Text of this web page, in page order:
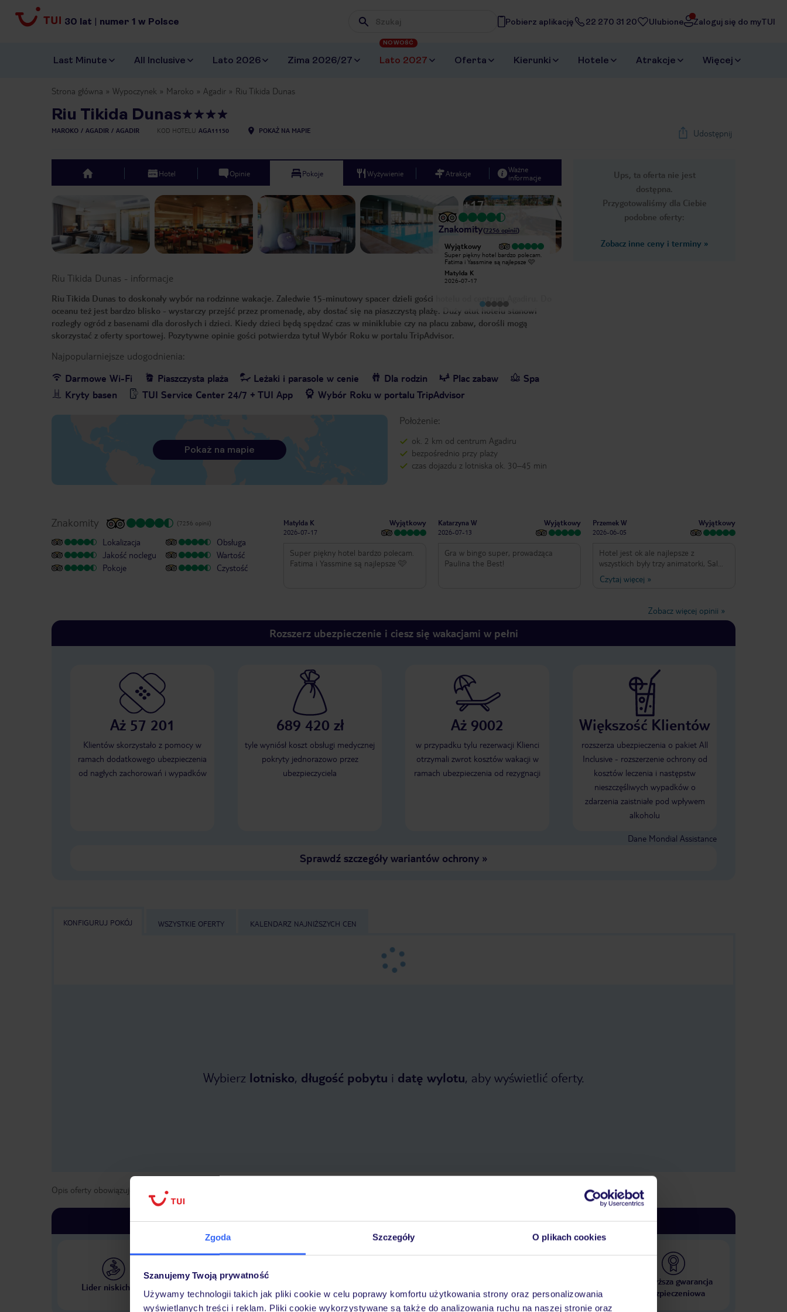
Zgoda Szczegóły O plikach cookies
Szanujemy Twoją prywatność
Używamy technologii takich jak pliki cookie w celu poprawy komfortu użytkowania strony oraz personalizowania
wyświetlanych treści i reklam. Pliki cookie wykorzystywane są także do analizowania ruchu na naszej stronie oraz
30 lat | numer 1 w Polsce Wpisz frazę, której szukasz
Pobierz aplikację 22 270 31 20 Ulubione Zaloguj się do myTUI
Last Minute All Inclusive Lato 2026 Zima 2026/27 Lato 2027
NOWOŚĆ
Oferta Kierunki Hotele Atrakcje Więcej
Strona główna Wypoczynek Maroko Agadir Riu Tikida Dunas
Riu Tikida Dunas
MAROKO AGADIR AGADIR KOD HOTELU AGA11150 POKAŻ NA MAPIE Udostępnij
Ups, ta oferta nie jest
dostępna.
Przygotowaliśmy dla Ciebie
podobne oferty:
Zobacz inne ceny i terminy »
top Hotel Opinie Pokoje Wyżywienie Atrakcje
Ważne
informacje
Next slide
1/23
+17
Znakomity(7256 opinii)
Wyjątkowy
Jestem bardzo zadowolona z pobytu.
Wyjątkowy
Super piękny hotel bardzo polecam.
Fatima i Yassmine są najlepsze 🩷
Matylda K
2026-07-17
Wyjątkowy
Riu Tikida Dunas - informacje
Riu Tikida Dunas to doskonały wybór na rodzinne wakacje. Zaledwie 15-minutowy spacer dzieli gości hotelu od centrum Agadiru. Do
oceanu też jest bardzo blisko - wystarczy przejść przez promenadę, aby dostać się na piaszczystą plażę. Duży atut hotelu stanowi
rozległy ogród z basenami dla dorosłych i dzieci. Kiedy dzieci będą spędzać czas w miniklubie czy na placu zabaw, dorośli mogą
skorzystać z oferty sportowej. Pozytywne opinie gości potwierdza tytuł Wybór Roku w portalu TripAdvisor.
Najpopularniejsze udogodnienia:
Darmowe Wi-Fi
Piaszczysta plaża Leżaki i parasole w cenie Dla rodzin Plac zabaw
Spa
Kryty basen
TUI Service Center 24/7 + TUI App Wybór Roku w portalu TripAdvisor
Położenie:
ok. 2 km od centrum Agadiru
bezpośrednio przy plaży
czas dojazdu z lotniska ok. 30–45 min
Pokaż na mapie
Znakomity (7256 opinii)
Lokalizacja
Jakość noclegu
Pokoje
Obsługa
Wartość
Czystość
Matylda K
2026-07-17
Wyjątkowy
Super piękny hotel bardzo polecam.
Fatima i Yassmine są najlepsze 🩷
Katarzyna W
2026-07-13
Wyjątkowy
Gra w bingo super, prowadząca
Paulina the Best!
Przemek W
2026-06-05
Wyjątkowy
Hotel jest ok ale najlepsze z
wszystkich były trzy animatorki, Salma
i dwie Ibtissam
Czytaj więcej »
Zobacz więcej opinii »
Rozszerz ubezpieczenie i ciesz się wakacjami w pełni
Aż 57 201
Klientów skorzystało z pomocy w
ramach dodatkowego ubezpieczenia
od nagłych zachorowań i wypadków
689 420 zł
tyle wyniósł koszt obsługi medycznej
pokryty jednorazowo przez
ubezpieczyciela
Aż 9002
w przypadku tylu rezerwacji Klienci
otrzymali zwrot kosztów wakacji w
ramach ubezpieczenia od rezygnacji
Większość Klientów
rozszerza ubezpieczenia o pakiet All
Inclusive - rozszerzenie ochrony od
kosztów leczenia i następstw
nieszczęśliwych wypadków o
zdarzenia zaistniałe pod wpływem
alkoholu
Dane Mondial Assistance
Sprawdź szczegóły wariantów ochrony»
KONFIGURUJ POKÓJ WSZYSTKIE OFERTY KALENDARZ NAJNIŻSZYCH CEN
Wybierz lotnisko, długość pobytu i datę wylotu, aby wyświetlić oferty.
Opis oferty obowiązuje dla wyjazdów w terminie
Dlaczego warto wybrać TUI?
Lider niskich cen
Największe biuro podróży
w Polsce
wakacjach 24/7
krajach
Najwyższa gwarancja
ubezpieczeniowa